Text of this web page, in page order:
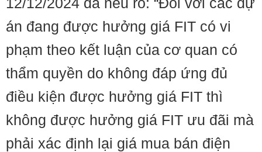
án đang được hưởng giá FIT có vi
phạm theo kết luận của cơ quan có
thẩm quyền do không đáp ứng đủ
điều kiện được hưởng giá FIT thì
không được hưởng giá FIT ưu đãi mà
phải xác định lại giá mua bán điện